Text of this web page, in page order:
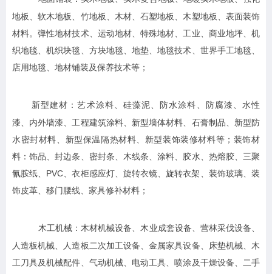
地板、软木地板、竹地板、木材、石塑地板、木塑地板、表面装饰
材料。弹性地材技术、运动地材、特殊地材、工业、商业地坪、机
织地毯、机织块毯、方块地毯、地垫、地毯技术、世界手工地毯、
店用地毯、地材铺装及保养技术等；
新型建材：艺术涂料、硅藻泥、防水涂料、防腐漆、水性
漆、内外墙漆、工程建筑涂料、新型墙体材料、石膏制品、新型防
水密封材料、新型保温隔热材料、新型装饰装修材料等； 装饰材
料：饰品、封边条、密封条、木线条、涂料、胶水、热熔胶、三聚
氰胺纸、PVC、衣柜感应灯、旋转衣镜、旋转衣架、装饰玻璃、装
饰皮革、移门腰线、家具修补材料；
木工机械：木材机械设备、木业成套设备、营林采伐设备、
人造板机械、人造板二次加工设备、金属家具设备、床垫机械、木
工刀具及机械配件、气动机械、电动工具、喷涂及干燥设备、二手